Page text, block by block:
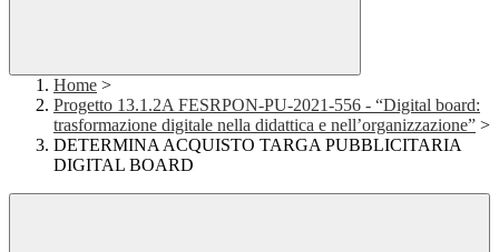
Home >
Progetto 13.1.2A FESRPON-PU-2021-556 - “Digital board:
trasformazione digitale nella didattica e nell’organizzazione” >
DETERMINA ACQUISTO TARGA PUBBLICITARIA
DIGITAL BOARD